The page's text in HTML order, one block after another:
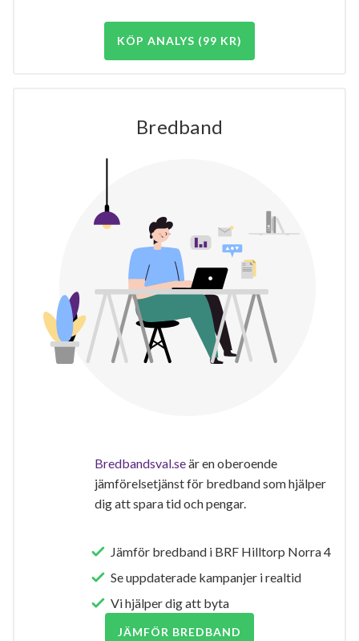
KÖP ANALYS (99 KR)
Bredband
Bredbandsval.seär en oberoende
jämförelsetjänst för bredband som hjälper
dig att spara tid och pengar.
Jämför bredband i BRF Hilltorp Norra 4
Se uppdaterade kampanjer i realtid
Vi hjälper dig att byta
JÄMFÖR BREDBAND